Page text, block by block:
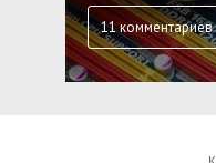
11 комментариев